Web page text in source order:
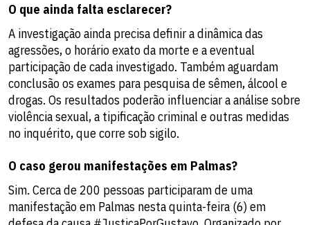
O que ainda falta esclarecer?
A investigação ainda precisa definir a dinâmica das
agressões, o horário exato da morte e a eventual
participação de cada investigado. Também aguardam
conclusão os exames para pesquisa de sêmen, álcool e
drogas. Os resultados poderão influenciar a análise sobre
violência sexual, a tipificação criminal e outras medidas
no inquérito, que corre sob sigilo.
O caso gerou manifestações em Palmas?
Sim. Cerca de 200 pessoas participaram de uma
manifestação em Palmas nesta quinta-feira (6) em